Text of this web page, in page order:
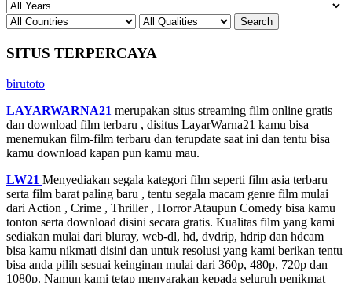
SITUS TERPERCAYA
birutoto
LAYARWARNA21 merupakan situs streaming film online gratis
dan download film terbaru , disitus LayarWarna21 kamu bisa
menemukan film-film terbaru dan terupdate saat ini dan tentu bisa
kamu download kapan pun kamu mau.
LW21 Menyediakan segala kategori film seperti film asia terbaru
serta film barat paling baru , tentu segala macam genre film mulai
dari Action , Crime , Thriller , Horror Ataupun Comedy bisa kamu
tonton serta download disini secara gratis. Kualitas film yang kami
sediakan mulai dari bluray, web-dl, hd, dvdrip, hdrip dan hdcam
bisa kamu nikmati disini dan untuk resolusi yang kami berikan tentu
bisa anda pilih sesuai keinginan mulai dari 360p, 480p, 720p dan
1080p. Namun kami tetap menyarakan kepada seluruh penikmat